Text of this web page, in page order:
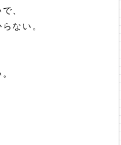
、
ない。